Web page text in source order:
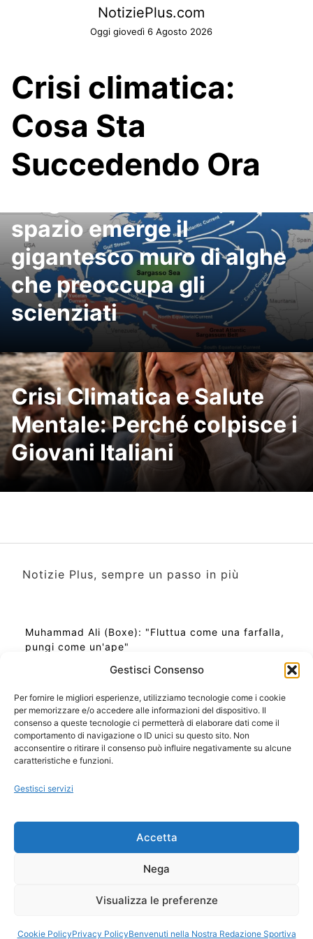
Gestisci Consenso
Per fornire le migliori esperienze, utilizziamo tecnologie come i cookie
per memorizzare e/o accedere alle informazioni del dispositivo. Il
consenso a queste tecnologie ci permetterà di elaborare dati come il
comportamento di navigazione o ID unici su questo sito. Non
acconsentire o ritirare il consenso può influire negativamente su alcune
caratteristiche e funzioni.
Gestisci servizi
Accetta
Nega
Visualizza le preferenze
Cookie PolicyPrivacy PolicyBenvenuti nella Nostra Redazione Sportiva
NotiziePlus.com
Oggi giovedì 6 Agosto 2026
Crisi climatica:
Cosa Sta
Succedendo Ora
spazio emerge il
gigantesco muro di alghe
che preoccupa gli
scienziati
Crisi Climatica e Salute
Mentale: Perché colpisce i
Giovani Italiani
Notizie Plus, sempre un passo in più
Muhammad Ali (Boxe): "Fluttua come una farfalla,
pungi come un'ape"
Ora Esatta in Italia in questo momento
Ti Senti Strano Ultimamente? Potrebbe Essere per
la Risonanza di Schumann
Come Sapere Se Stai Ascendendo alla Quinta
Copyright 2026 NotiziePlus.com
📰 Contenuto Umano Verificato
Privacy Coockie
Pubblicità